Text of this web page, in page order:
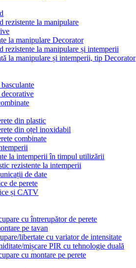
rezistente la manipulare
la manipulare Decorator
rezistente la manipulare și intemperii
la manipulare și intemperii, tip Decorator
din plastic
din oțel inoxidabil
combinate
la intemperii în timpul utilizării
rezistente la intemperii
de date
de perete
și CATV
cu întrerupător de perete
pe tavan
libertate cu variator de intensitate
mișcare PIR cu tehnologie duală
cu montare pe perete